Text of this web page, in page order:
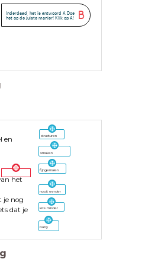
B
Inderdaad, het is antwoord A Doe
het op de juiste manier! Klik op A!
en
het
je nog
dat je
structuren
smaken
fijngemalen
nooit eerder
iets minder
baby